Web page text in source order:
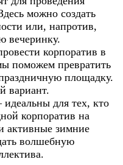
можно создать
или, напротив,
вечеринку.
корпоратив в
поможем превратить
площадку.
вариант.
для тех, кто
корпоратив на
активные зимние
волшебную